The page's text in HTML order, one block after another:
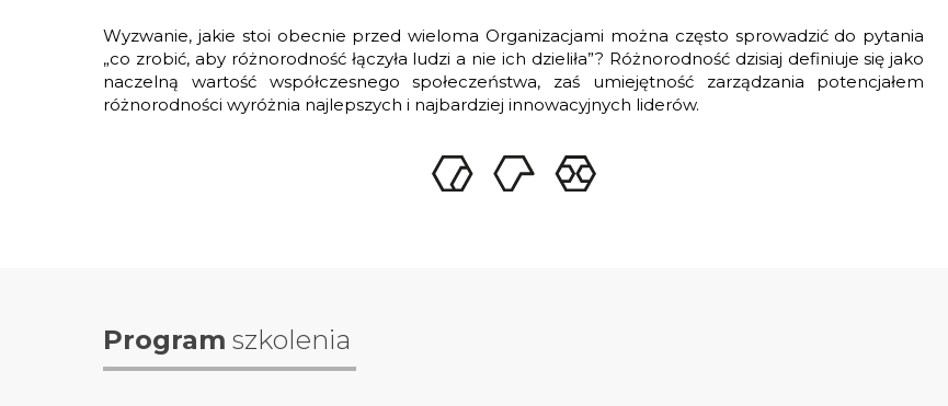
Wyzwanie, jakie stoi obecnie przed wieloma Organizacjami można często sprowadzić do pytania
„co zrobić, aby różnorodność łączyła ludzi a nie ich dzieliła”? Różnorodność dzisiaj definiuje się jako
naczelną wartość współczesnego społeczeństwa, zaś umiejętność zarządzania potencjałem
różnorodności wyróżnia najlepszych i najbardziej innowacyjnych liderów.
Program szkolenia